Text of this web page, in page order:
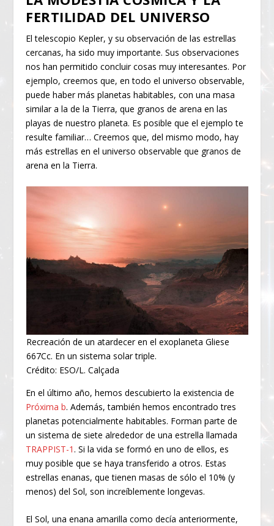
FERTILIDAD DEL UNIVERSO
El telescopio Kepler, y su observación de las estrellas
cercanas, ha sido muy importante. Sus observaciones
nos han permitido concluir cosas muy interesantes. Por
ejemplo, creemos que, en todo el universo observable,
puede haber más planetas habitables, con una masa
similar a la de la Tierra, que granos de arena en las
playas de nuestro planeta. Es posible que el ejemplo te
resulte familiar… Creemos que, del mismo modo, hay
más estrellas en el universo observable que granos de
arena en la Tierra.
Recreación de un atardecer en el exoplaneta Gliese
667Cc. En un sistema solar triple.
Crédito: ESO/L. Calçada
En el último año, hemos descubierto la existencia de
Próxima b. Además, también hemos encontrado tres
planetas potencialmente habitables. Forman parte de
un sistema de siete alrededor de una estrella llamada
TRAPPIST-1. Si la vida se formó en uno de ellos, es
muy posible que se haya transferido a otros. Estas
estrellas enanas, que tienen masas de sólo el 10% (y
menos) del Sol, son increíblemente longevas.
El Sol, una enana amarilla como decía anteriormente,